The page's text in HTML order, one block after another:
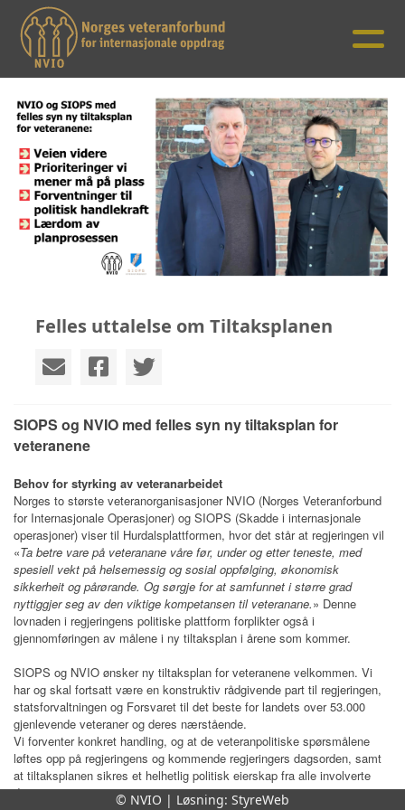
Felles uttalelse om Tiltaksplanen
SIOPS og NVIO med felles syn ny tiltaksplan for
veteranene
Behov for styrking av veteranarbeidet
Norges to største veteranorganisasjoner NVIO (Norges Veteranforbund
for Internasjonale Operasjoner) og SIOPS (Skadde i internasjonale
operasjoner) viser til Hurdalsplattformen, hvor det står at regjeringen vil
«Ta betre vare på veteranane våre før, under og etter teneste, med
spesiell vekt på helsemessig og sosial oppfølging, økonomisk
sikkerheit og pårørande. Og sørgje for at samfunnet i større grad
nyttiggjer seg av den viktige kompetansen til veteranane.» Denne
lovnaden i regjeringens politiske plattform forplikter også i
gjennomføringen av målene i ny tiltaksplan i årene som kommer.
SIOPS og NVIO ønsker ny tiltaksplan for veteranene velkommen. Vi
har og skal fortsatt være en konstruktiv rådgivende part til regjeringen,
statsforvaltningen og Forsvaret til det beste for landets over 53.000
gjenlevende veteraner og deres nærstående.
Vi forventer konkret handling, og at de veteranpolitiske spørsmålene
løftes opp på regjeringens og kommende regjeringers dagsorden, samt
at tiltaksplanen sikres et helhetlig politisk eierskap fra alle involverte
departement.
© NVIO | Løsning: StyreWeb